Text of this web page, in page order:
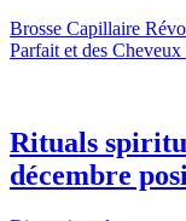
Brosse Capillaire
Parfait et des
Rituals
décembre